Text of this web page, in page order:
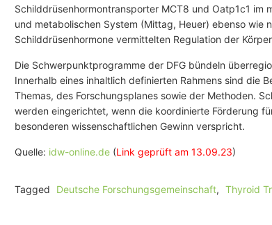
Schilddrüsenhormontransporter MCT8 und Oatp1c1 im
und metabolischen System (Mittag, Heuer) ebenso wie
Schilddrüsenhormone vermittelten Regulation der
Die Schwerpunktprogramme der DFG bündeln
Innerhalb eines inhaltlich definierten Rahmens sind die
Themas, des Forschungsplanes sowie der Methoden.
werden eingerichtet, wenn die koordinierte Förderung
besonderen wissenschaftlichen Gewinn verspricht.
Quelle: idw-online.de (Link geprüft am 13.09.23)
Tagged Deutsche Forschungsgemeinschaft, Thyroid